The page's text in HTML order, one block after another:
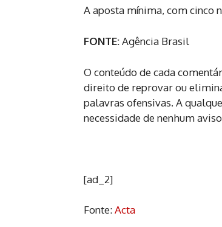
A aposta mínima, com cinco
FONTE:Agência Brasil
O conteúdo de cada
direito de reprovar ou
palavras ofensivas. A
necessidade de nenhum
[ad_2]
Fonte:Acta